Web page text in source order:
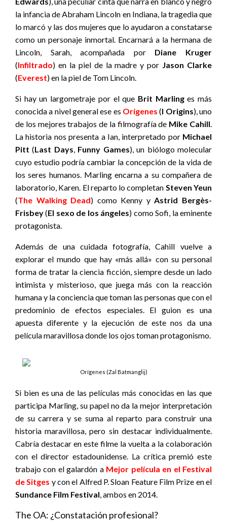
la infancia de Abraham Lincoln en Indiana, la tragedia que
lo marcó y las dos mujeres que lo ayudaron a constatarse
como un personaje inmortal. Encarnará a la hermana de
Lincoln, Sarah, acompañada por Diane Kruger
(Infiltrado) en la piel de la madre y por Jason Clarke
(Everest) en la piel de Tom Lincoln.
Si hay un largometraje por el que Brit Marlinges más
conocida a nivel general ese es Orígenes(I Origins), uno
de los mejores trabajos de la filmografía de Mike Cahill.
La historia nos presenta a Ian, interpretado por Michael
Pitt (Last Days, Funny Games), un biólogo molecular
cuyo estudio podría cambiar la concepción de la vida de
los seres humanos. Marling encarna a su compañera de
laboratorio, Karen. El reparto lo completan Steven Yeun
(The Walking Dead) como Kenny yAstrid Bergès-
Frisbey(El sexo de los ángeles) como Sofi, la eminente
protagonista.
Además de una cuidada fotografía, Cahill vuelve a
explorar el mundo que hay «más allá» con su personal
forma de tratar la ciencia ficción, siempre desde un lado
intimista y misterioso, que juega más con la reacción
humana y la conciencia que toman las personas que con el
predominio de efectos especiales. El guion es una
apuesta diferente y la ejecución de este nos da una
película maravillosa donde los ojos toman protagonismo.
Orígenes (Zal Batmanglij)
Si bien es una de las películas más conocidas en las que
participa Marling, su papel no da la mejor interpretación
de su carrera y se suma al reparto para construir una
historia maravillosa, pero sin destacar individualmente.
Cabría destacar en este filme la vuelta a la colaboración
con el director estadounidense. La crítica premió este
trabajo con el galardón a Mejor película en el Festival
de Sitges y con el Alfred P. Sloan Feature Film Prize en el
Sundance Film Festival, ambos en 2014.
The OA: ¿Constatación profesional?